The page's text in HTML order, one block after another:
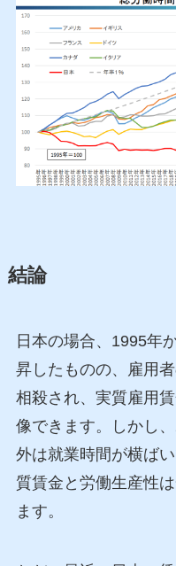
結論
日本の場合、1995年
昇したものの、雇用
相殺され、実質雇用
像できます。しかし
外は就業時間が横ば
質賃金と労働生産性
ます。